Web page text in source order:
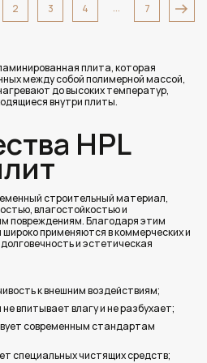
2 3 4 ... 7
плита, которая
между собой полимерной массой,
до высоких температур,
внутри плиты.
HPL
строительный материал,
влагостойкостью и
повреждениям. Благодаря этим
применяются в коммерческих и
и эстетическая
к внешним воздействиям;
впитывает влагу и не разбухает;
современным стандартам
специальных чистящих средств;